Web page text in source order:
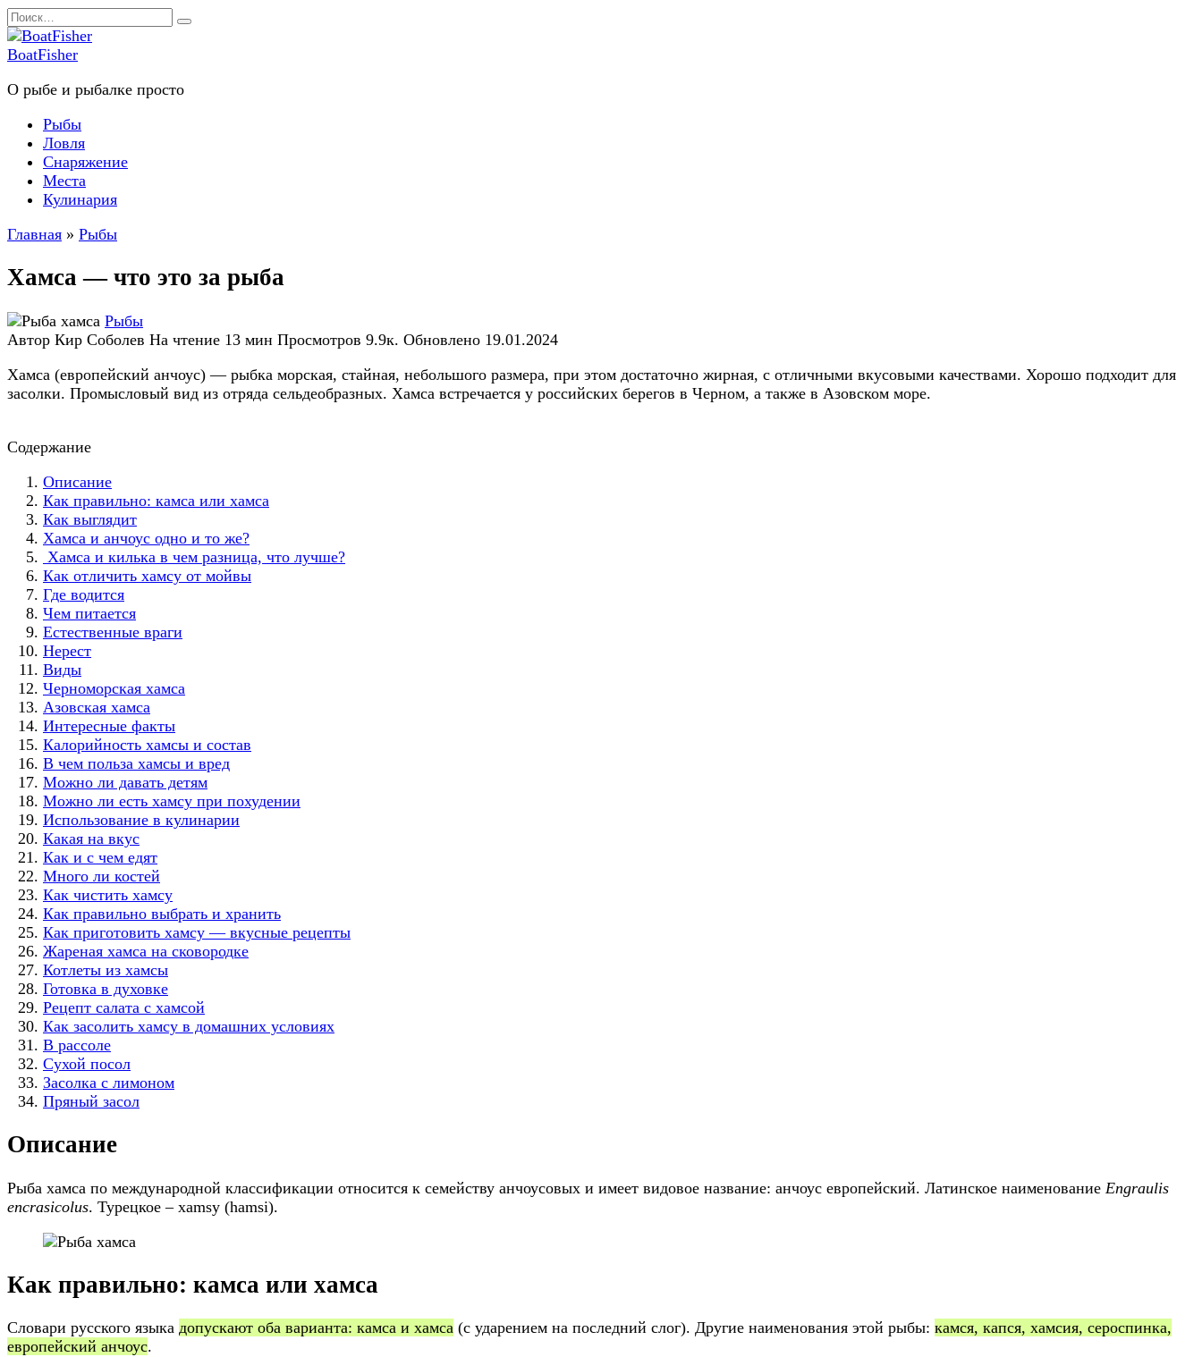
Перейти
к
содержанию
Search
for:
BoatFisher
О рыбе и рыбалке просто
Рыбы
Ловля
Снаряжение
Места
Кулинария
Главная » Рыбы
Хамса — что это за рыба
Рыбы
Автор Кир Соболев На чтение 13 мин Просмотров 9.9к. Обновлено 19.01.2024
Хамса (европейский анчоус) — рыбка морская, стайная, небольшого размера, при этом достаточно жирная, с отличными вкусовыми качествами. Хорошо подходит для
засолки. Промысловый вид из отряда сельдеобразных. Хамса встречается у российских берегов в Черном, а также в Азовском море.
Содержание
Описание
Как правильно: камса или хамса
Как выглядит
Хамса и анчоус одно и то же?
Хамса и килька в чем разница, что лучше?
Как отличить хамсу от мойвы
Где водится
Чем питается
Естественные враги
Нерест
Виды
Черноморская хамса
Азовская хамса
Интересные факты
Калорийность хамсы и состав
В чем польза хамсы и вред
Можно ли давать детям
Можно ли есть хамсу при похудении
Использование в кулинарии
Какая на вкус
Как и с чем едят
Много ли костей
Как чистить хамсу
Как правильно выбрать и хранить
Как приготовить хамсу — вкусные рецепты
Жареная хамса на сковородке
Котлеты из хамсы
Готовка в духовке
Рецепт салата с хамсой
Как засолить хамсу в домашних условиях
В рассоле
Сухой посол
Засолка с лимоном
Пряный засол
Описание
Рыба хамса по международной классификации относится к семейству анчоусовых и имеет видовое название: анчоус европейский. Латинское наименование Engraulis
encrasicolus. Турецкое – xamsy (hamsi).
Как правильно: камса или хамса
Словари русского языка допускают оба варианта: камса и хамса (с ударением на последний слог). Другие наименования этой рыбы: камся, капся, хамсия, сероспинка,
европейский анчоус.